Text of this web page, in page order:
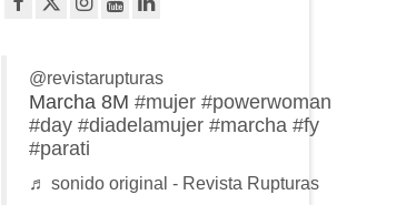
@revistarupturas
Marcha 8M #mujer #powerwoman
#day #diadelamujer #marcha #fy
#parati
♬ sonido original - Revista Rupturas